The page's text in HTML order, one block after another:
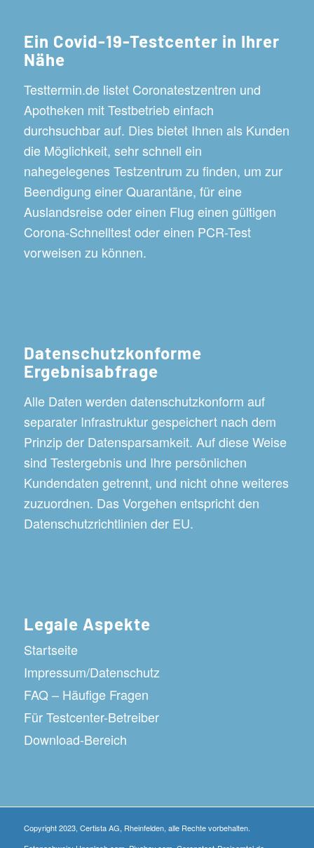
Ein Covid-19-Testcenter in Ihrer
Nähe
Testtermin.de listet Coronatestzentren und
Apotheken mit Testbetrieb einfach
durchsuchbar auf. Dies bietet Ihnen als Kunden
die Möglichkeit, sehr schnell ein
nahegelegenes Testzentrum zu finden, um zur
Beendigung einer Quarantäne, für eine
Auslandsreise oder einen Flug einen gültigen
Corona-Schnelltest oder einen PCR-Test
vorweisen zu können.
Datenschutzkonforme
Ergebnisabfrage
Alle Daten werden datenschutzkonform auf
separater Infrastruktur gespeichert nach dem
Prinzip der Datensparsamkeit. Auf diese Weise
sind Testergebnis und Ihre persönlichen
Kundendaten getrennt, und nicht ohne weiteres
zuzuordnen. Das Vorgehen entspricht den
Datenschutzrichtlinien der EU.
Legale Aspekte
Startseite
Impressum/Datenschutz
FAQ – Häufige Fragen
Für Testcenter-Betreiber
Download-Bereich
Copyright 2023, Certista AG, Rheinfelden, alle Rechte vorbehalten.